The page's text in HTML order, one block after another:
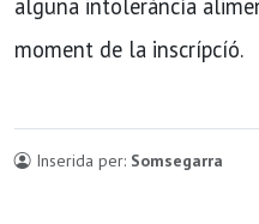
alguna intoleràncía
moment de la inscrípcíó.
Inserida per: Somsegarra